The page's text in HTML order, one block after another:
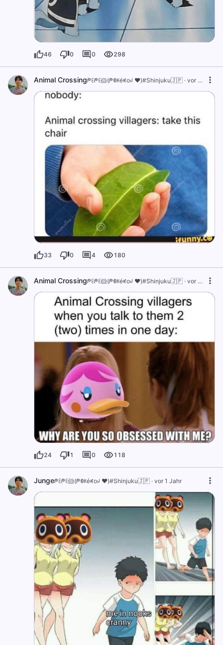
46 0 0 298
Animal Crossingᖘꏂᖘꏂ🐹(ᖘꂦꀘéꎭoꈤ ❤️)#Shinjuku🇯🇵 · vor 1 Jahr
33 0 4 180
Animal Crossingᖘꏂᖘꏂ🐹(ᖘꂦꀘéꎭoꈤ ❤️)#Shinjuku🇯🇵 · vor 1 Jahr
24 1 0 118
Jungeᖘꏂᖘꏂ🐹(ᖘꂦꀘéꎭoꈤ ❤️)#Shinjuku🇯🇵 · vor 1 Jahr